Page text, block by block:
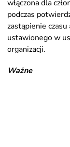
włączona dla
podczas
zastąpienie
ustawionego w
organizacji.
Ważne